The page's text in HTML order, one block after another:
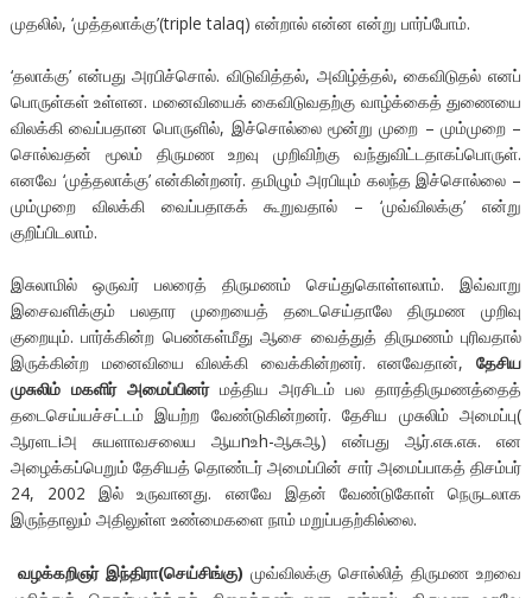
முதலில், ‘முத்தலாக்கு’(triple talaq) என்றால் என்ன என்று பார்ப்போம்.
‘தலாக்கு’ என்பது அரபிச்சொல். விடுவித்தல், அவிழ்த்தல், கைவிடுதல் எனப்
பொருள்கள் உள்ளன. மனைவியைக் கைவிடுவதற்கு வாழ்க்கைத் துணையை
விலக்கி வைப்பதான பொருளில், இச்சொல்லை மூன்று முறை – மும்முறை –
சொல்வதன் மூலம் திருமண உறவு முறிவிற்கு வந்துவிட்டதாகப்பொருள்.
எனவே ‘முத்தலாக்கு’ என்கின்றனர். தமிழும் அரபியும் கலந்த இச்சொல்லை –
மும்முறை விலக்கி வைப்பதாகக் கூறுவதால் – ‘முவ்விலக்கு’ என்று
குறிப்பிடலாம்.
இசுலாமில் ஒருவர் பலரைத் திருமணம் செய்துகொள்ளலாம். இவ்வாறு
இசைவளிக்கும் பலதார முறையைத் தடைசெய்தாலே திருமண முறிவு
குறையும். பார்க்கின்ற பெண்கள்மீது ஆசை வைத்துத் திருமணம் புரிவதால்
இருக்கின்ற மனைவியை விலக்கி வைக்கின்றனர். எனவேதான்,தேசிய
முசுலிம் மகளிர் அமைப்பினர்மத்திய அரசிடம் பல தாரத்திருமணத்தைத்
தடைசெய்யச்சட்டம் இயற்ற வேண்டுகின்றனர். தேசிய முசுலிம் அமைப்பு(
ஆரளடiஅ சுயளாவசலைய ஆயnஉh-ஆசுஆ) என்பது ஆர்.எசு.எசு. என
அழைக்கப்பெறும் தேசியத் தொண்டர் அமைப்பின் சார் அமைப்பாகத் திசம்பர்
24, 2002 இல் உருவானது. எனவே இதன் வேண்டுகோள் நெருடலாக
இருந்தாலும் அதிலுள்ள உண்மைகளை நாம் மறுப்பதற்கில்லை.
வழக்கறிஞர் இந்திரா(செய்சிங்கு) முவ்விலக்கு சொல்லித் திருமண உறவை